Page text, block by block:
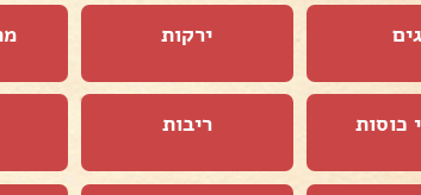
ירקות
כוסות ריבות